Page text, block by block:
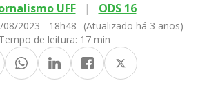
UFF | ODS 16
2023 - 18h48
(Atualizado há 3 anos)
Tempo de leitura: 17 min